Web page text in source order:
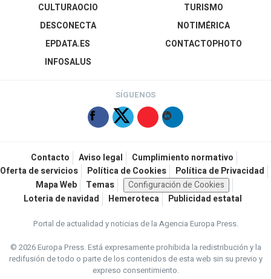
CULTURAOCIO
DESCONECTA
EPDATA.ES
INFOSALUS
TURISMO
NOTIMÉRICA
CONTACTOPHOTO
SÍGUENOS
Contacto Aviso legal
Cumplimiento normativo
Oferta de servicios
Política de Cookies
Política de Privacidad
Mapa Web
Temas
Configuración de Cookies
Loteria de navidad
Hemeroteca Publicidad estatal
Portal de actualidad y noticias de la Agencia Europa Press.
© 2026 Europa Press.Está expresamente prohibida la redistribución y la
redifusión de todo o parte de los contenidos de esta web sin su previo y
expreso consentimiento.